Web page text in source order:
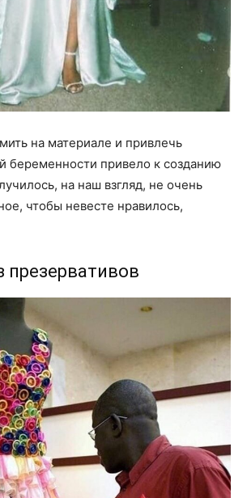
на материале и привлечь
беременности привело к созданию
на наш взгляд, не очень
чтобы невесте нравилось,
презервативов